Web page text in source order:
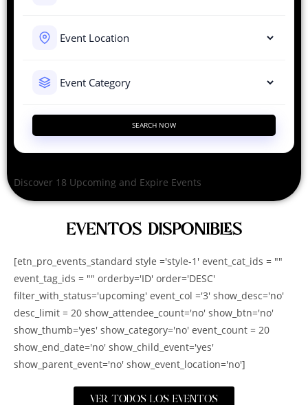
SEARCH NOW
Discover 18 Upcoming and Expire Events
EVENTOS DISPONIBLES
[etn_pro_events_standard style ='style-1' event_cat_ids = ""
event_tag_ids = "" orderby='ID' order='DESC'
filter_with_status='upcoming' event_col ='3' show_desc='no'
desc_limit = 20 show_attendee_count='no' show_btn='no'
show_thumb='yes' show_category='no' event_count = 20
show_end_date='no' show_child_event='yes'
show_parent_event='no' show_event_location='no']
VER TODOS LOS EVENTOS